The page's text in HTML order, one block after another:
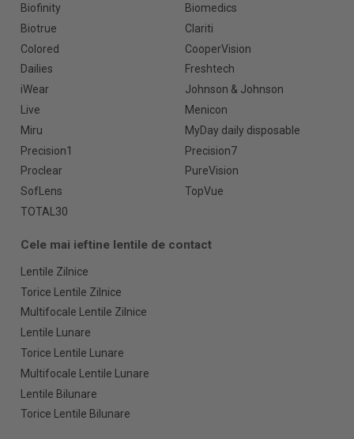
Biofinity
Biomedics
Biotrue
Clariti
Colored
CooperVision
Dailies
Freshtech
iWear
Johnson & Johnson
Live
Menicon
Miru
MyDay daily disposable
Precision1
Precision7
Proclear
PureVision
SofLens
TopVue
TOTAL30
Cele mai ieftine lentile de contact
Lentile Zilnice
Torice Lentile Zilnice
Multifocale Lentile Zilnice
Lentile Lunare
Torice Lentile Lunare
Multifocale Lentile Lunare
Lentile Bilunare
Torice Lentile Bilunare